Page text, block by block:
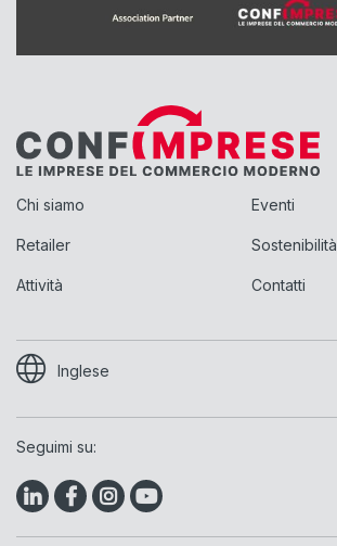
Chi siamo
Retailer
Attività
Eventi
Sostenibilità
Contatti
Inglese
Seguimi su: